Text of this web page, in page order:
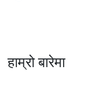
हाम्रो बारेमा